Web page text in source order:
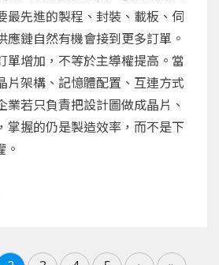
最先進的製程、封裝、載板、伺
應鏈自然有機會接到更多訂單。
單增加，不等於主導權提高。當
片架構、記憶體配置、互連方式
業若只負責把設計圖做成晶片、
掌握的仍是製造效率，而不是下